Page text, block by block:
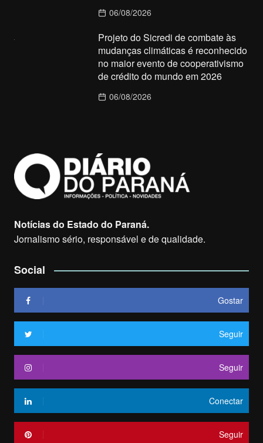
06/08/2026
Projeto do Sicredi de combate às
mudanças climáticas é reconhecido
no maior evento de cooperativismo
de crédito do mundo em 2026
06/08/2026
Notícias do Estado do Paraná.
Jornalismo sério, responsável e de qualidade.
Social
Gostar
Seguir
Seguir
Conectar
Seguir